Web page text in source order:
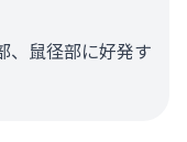
、鼠径部に好発す